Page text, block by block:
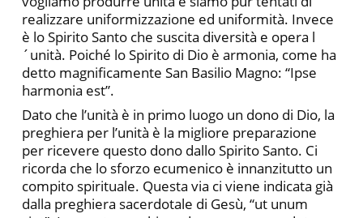
realizzare uniformizzazione ed uniformità. Invece
è lo Spirito Santo che suscita diversità e opera l
´unità. Poiché lo Spirito di Dio è armonia, come ha
detto magnificamente San Basilio Magno: “Ipse
harmonia est”.
Dato che l’unità è in primo luogo un dono di Dio, la
preghiera per l’unità è la migliore preparazione
per ricevere questo dono dallo Spirito Santo. Ci
ricorda che lo sforzo ecumenico è innanzitutto un
compito spirituale. Questa via ci viene indicata già
dalla preghiera sacerdotale di Gesù, “ut unum